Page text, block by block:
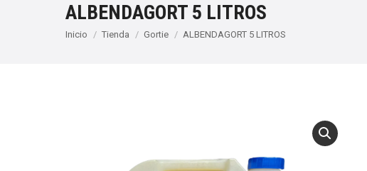
ALBENDAGORT 5 LITROS
Estás aquí:
Inicio Tienda Gortie ALBENDAGORT 5 LITROS